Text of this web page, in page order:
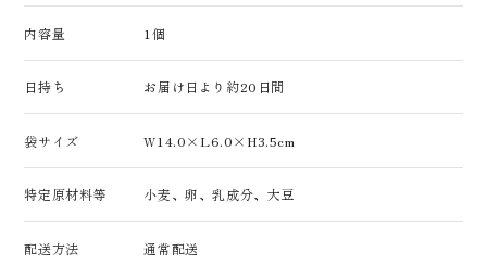
内容量 1個
日持ち お届け日より約20日間
袋サイズ W14.0×L6.0×H3.5cm
特定原材料等 小麦、卵、乳成分、大豆
配送方法 通常配送